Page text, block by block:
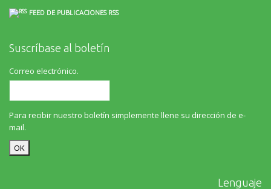
FEED DE PUBLICACIONES RSS
Suscríbase al boletín
Correo electrónico.
Para recibir nuestro boletín simplemente llene su dirección de e-
mail.
Lenguaje